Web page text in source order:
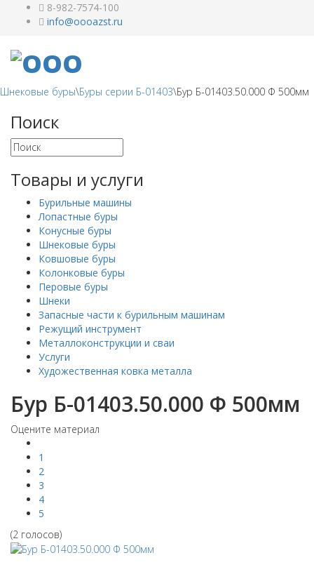
8-982-7574-100
Шнековые буры\Буры серии Б-01403\Бур Б-01403.50.000 Ф 500мм
Поиск
Товары и услуги
Бурильные машины
Лопастные буры
Конусные буры
Шнековые буры
Ковшовые буры
Колонковые буры
Перовые буры
Шнеки
Запасные части к бурильным машинам
Режущий инструмент
Металлоконструкции и сваи
Услуги
Художественная ковка металла
Бур Б-01403.50.000 Ф 500мм
Оцените материал
1
2
3
4
5
(2 голосов)